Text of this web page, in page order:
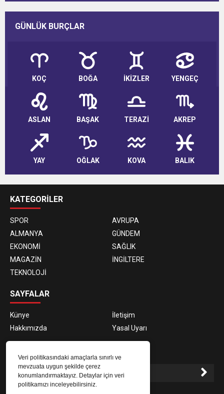
Veri politikasındaki amaçlarla sınırlı ve
mevzuata uygun şekilde çerez
konumlandırmaktayız. Detaylar için veri
politikamızı inceleyebilirsiniz.
GÜNLÜK BURÇLAR
KOÇ BOĞA İKİZLER YENGEÇ
ASLAN BAŞAK TERAZİ AKREP
YAY OĞLAK KOVA BALIK
KATEGORİLER
SPOR
AVRUPA
ALMANYA
GÜNDEM
EKONOMİ
SAĞLIK
MAGAZİN
İNGİLTERE
TEKNOLOJİ
SAYFALAR
Künye
İletişim
Hakkımızda
Yasal Uyarı